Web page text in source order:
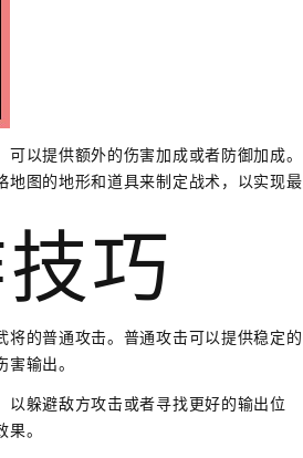
以提供额外的伤害加成或者防御加成。
图的地形和道具来制定战术，以实现最
巧
的普通攻击。普通攻击可以提供稳定的
输出。
躲避敌方攻击或者寻找更好的输出位
。